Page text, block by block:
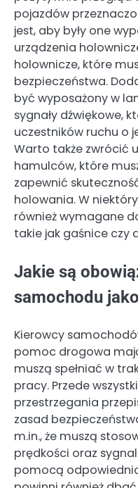
pojazdów
jest, aby były one
urządzenia
holownicze, które
bezpieczeństwa.
być wyposażony w
sygnały dźwiękowe,
uczestników ruchu o
Warto także zwrócić
hamulców, które
zapewnić
holowania. W
również wymagane
takie jak gaśnice czy
Jakie są
samochodu
Kierowcy
pomoc drogowa
muszą spełniać w
pracy. Przede
przestrzegania
zasad
m.in., że muszą
prędkości oraz
pomocą